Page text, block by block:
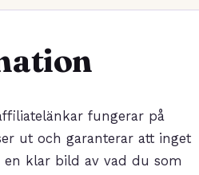
fungerar på
ut och garanterar att inget
en klar bild av vad du som